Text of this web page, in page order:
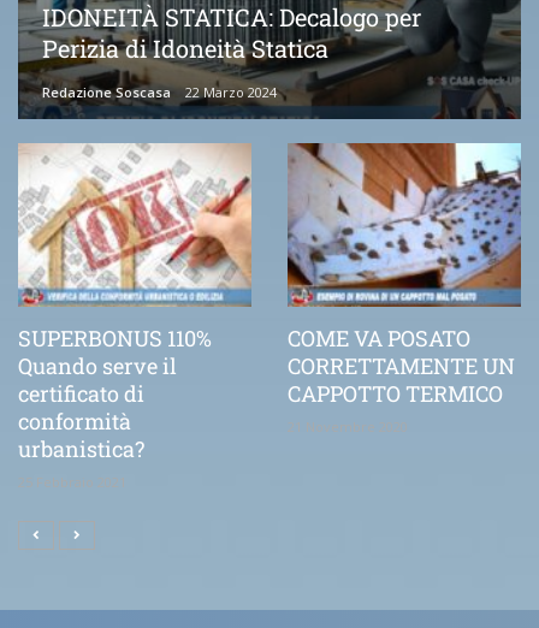
IDONEITÀ STATICA: Decalogo per
Perizia di Idoneità Statica
Redazione Soscasa 22 Marzo 2024
SUPERBONUS 110%
Quando serve il
certificato di
conformità
urbanistica?
25 Febbraio 2021
COME VA POSATO
CORRETTAMENTE UN
CAPPOTTO TERMICO
21 Novembre 2020